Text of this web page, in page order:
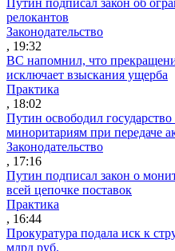
релокантов
Законодательство
, 19:32
ВС напомнил, что
исключает взыскания ущерба
Практика
, 18:02
Путин освободил
миноритариям при передаче
Законодательство
, 17:16
Путин подписал закон о
всей цепочке поставок
Практика
, 16:44
Прокуратура подала иск к
млрд руб.